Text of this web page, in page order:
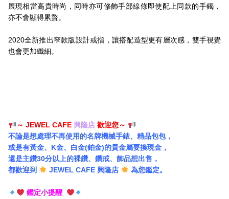
展現相當高貴時尚，同時亦可修飾手部線條即使配上同款的手鐲，
亦不會顯得累贅。
2020全新推出窄款版設計戒指，讓搭配造型更有層次感，雙手視覺
也會更加纖細。
～ JEWEL CAFE 興隆店歡迎您～
不論是想處理不再使用的名牌機械手錶、精品包包，
或是有黃金、K金、白金(鉑金)的貴金屬要換現金，
還是主鑽30分以上的裸鑽、鑽戒、飾品想出售，
都歡迎到
JEWEL CAFE 興隆店 為您鑑定。
鑑定小提醒